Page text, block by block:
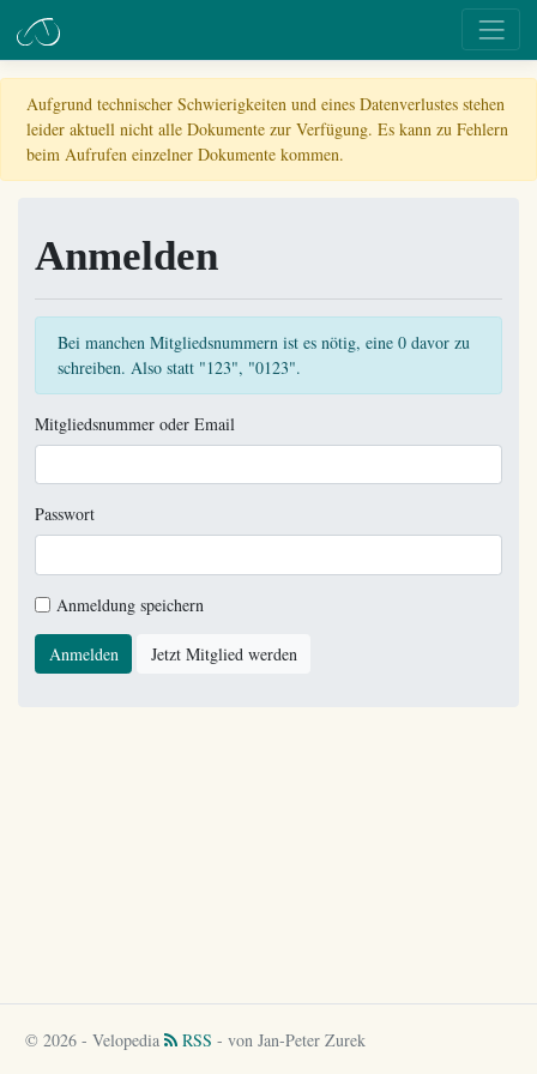
Aufgrund technischer Schwierigkeiten und eines Datenverlustes stehen
leider aktuell nicht alle Dokumente zur Verfügung. Es kann zu Fehlern
beim Aufrufen einzelner Dokumente kommen.
Anmelden
Bei manchen Mitgliedsnummern ist es nötig, eine 0 davor zu
schreiben. Also statt "123", "0123".
Mitgliedsnummer oder Email
Passwort
Anmeldung speichern
Anmelden Jetzt Mitglied werden
© 2026 - Velopedia RSS - von Jan-Peter Zurek